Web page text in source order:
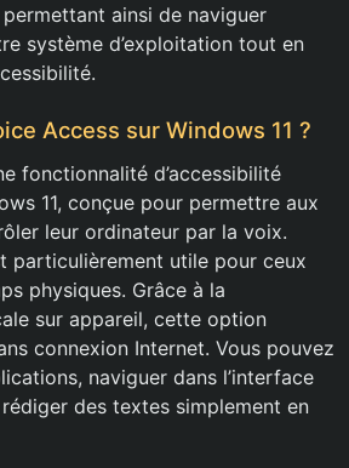
ainsi de naviguer
système d’exploitation tout en
Access sur Windows 11 ?
fonctionnalité d’accessibilité
11, conçue pour permettre aux
leur ordinateur par la voix.
particulièrement utile pour ceux
physiques. Grâce à la
sur appareil, cette option
connexion Internet. Vous pouvez
naviguer dans l’interface
des textes simplement en